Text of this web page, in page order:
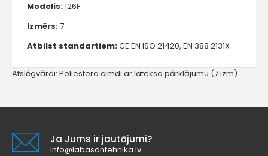
Modelis:126F
Izmērs:7
Atbilst standartiem:CE EN ISO 21420, EN 388 2131X
Atslēgvārdi: Poliestera cimdi ar lateksa pārklājumu (7.izm)
Ja Jums ir jautājumi?
info@labasantehnika.lv